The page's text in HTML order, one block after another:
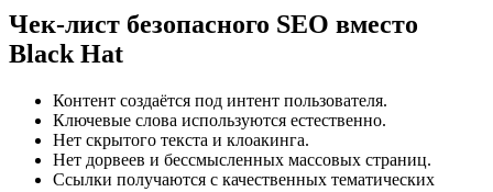
Чек-лист безопасного SEO вместо
Black Hat
Контент создаётся под интент пользователя.
Ключевые слова используются естественно.
Нет скрытого текста и клоакинга.
Нет дорвеев и бессмысленных массовых страниц.
Ссылки получаются с качественных тематических